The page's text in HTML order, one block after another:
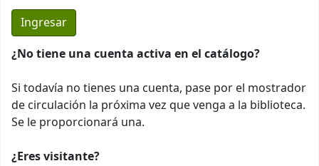
¿No tiene una cuenta activa en el catálogo?
Si todavía no tienes una cuenta, pase por el mostrador
de circulación la próxima vez que venga a la biblioteca.
Se le proporcionará una.
¿Eres visitante?